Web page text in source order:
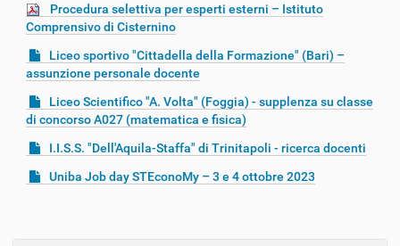
Procedura selettiva per esperti esterni – Istituto
Comprensivo di Cisternino
Liceo sportivo "Cittadella della Formazione" (Bari) –
assunzione personale docente
Liceo Scientifico "A. Volta" (Foggia) - supplenza su classe
di concorso A027 (matematica e fisica)
I.I.S.S. "Dell'Aquila-Staffa" di Trinitapoli - ricerca docenti
Uniba Job day STEconoMy – 3 e 4 ottobre 2023